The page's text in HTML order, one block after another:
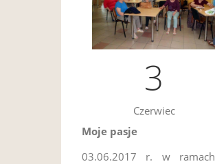
3
Czerwiec
Moje pasje
03.06.2017 r. w ramach